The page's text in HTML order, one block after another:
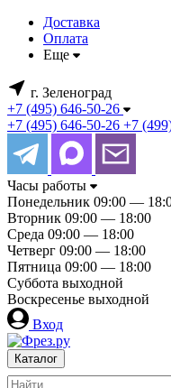
Доставка
Оплата
Еще
г. Зеленоград
+7 (495) 646-50-26
+7 (495) 646-50-26 +7
Часы работы
Понедельник 09:00 —
Вторник 09:00 — 18:00
Среда 09:00 — 18:00
Четверг 09:00 — 18:00
Пятница 09:00 — 18:00
Суббота выходной
Воскресенье выходной
Вход
Каталог